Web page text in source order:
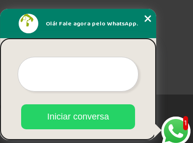
1
Olá! Fale agora pelo WhatsApp.
Iniciar conversa